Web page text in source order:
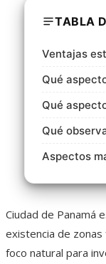
TABLA
Ventajas
Qué
Qué
Qué
Aspectos
Ciudad de Panamá
existencia de zonas
foco natural para